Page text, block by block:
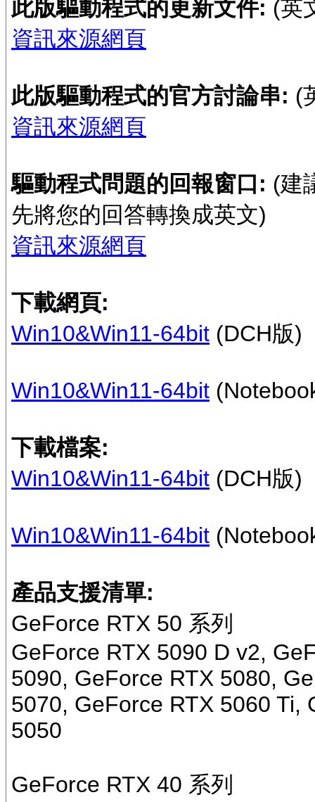
此版驅動程式的更新文件: (英
資訊來源網頁
此版驅動程式的官方討論串: (
資訊來源網頁
驅動程式問題的回報窗口: (建
先將您的回答轉換成英文)
資訊來源網頁
下載網頁:
Win10&Win11-64bit (DCH版)
Win10&Win11-64bit
下載檔案:
Win10&Win11-64bit (DCH版)
Win10&Win11-64bit
產品支援清單:
GeForce RTX 50 系列
GeForce RTX 5090 D v2,
5090, GeForce RTX 5080,
5070, GeForce RTX 5060 Ti,
5050
GeForce RTX 40 系列